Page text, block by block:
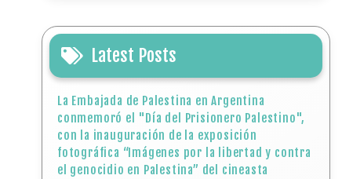
Latest Posts
La Embajada de Palestina en Argentina
conmemoró el "Día del Prisionero Palestino",
con la inauguración de la exposición
fotográfica “Imágenes por la libertad y contra
el genocidio en Palestina” del cineasta